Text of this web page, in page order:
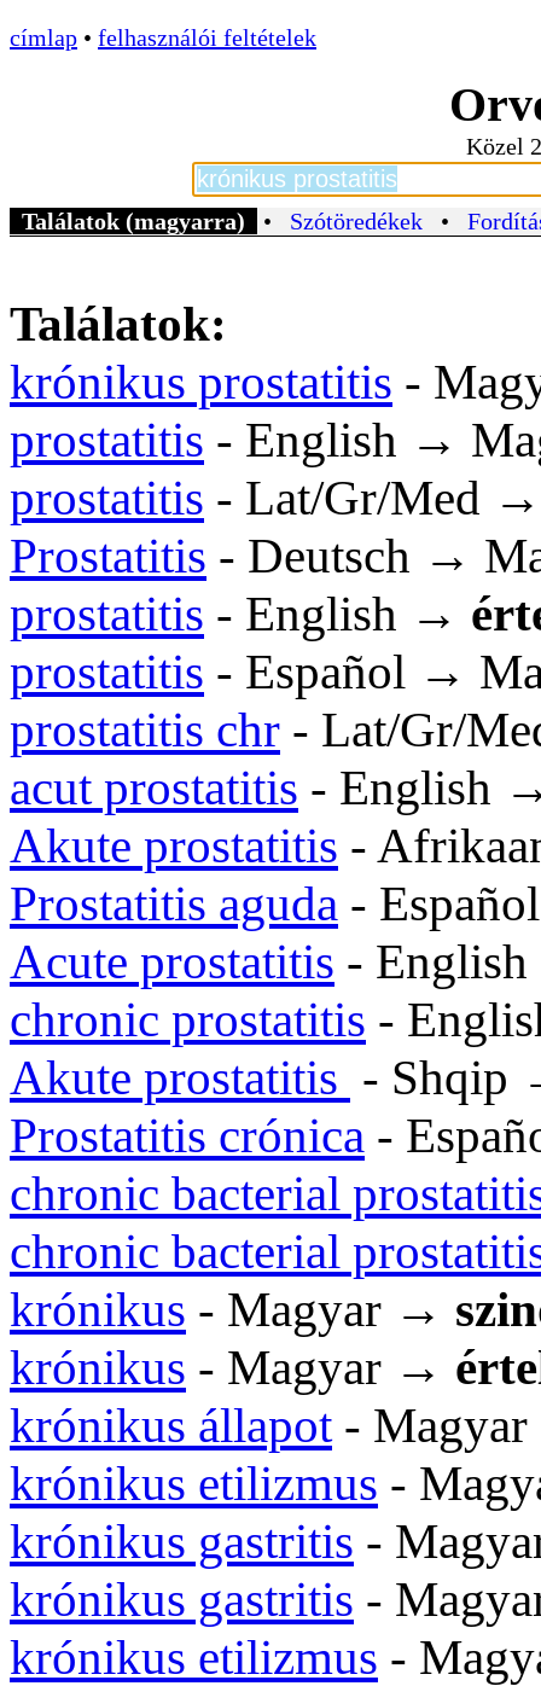
címlap • felhasználói feltételek
Közel
Találatok (magyarra) • Szótöredékek •
Találatok:
krónikus prostatitis -
prostatitis - English →
prostatitis - Lat/Gr/Med
Prostatitis - Deutsch →
prostatitis - English →
prostatitis - Español →
prostatitis chr - Lat/Gr/
acut prostatitis - English
Akute prostatitis -
Prostatitis aguda -
Acute prostatitis -
chronic prostatitis -
Akute prostatitis - Shqip
Prostatitis crónica -
chronic bacterial
chronic bacterial
krónikus - Magyar →
krónikus - Magyar →
krónikus állapot-
krónikus etilizmus -
krónikus gastritis -
krónikus gastritis -
krónikus etilizmus -